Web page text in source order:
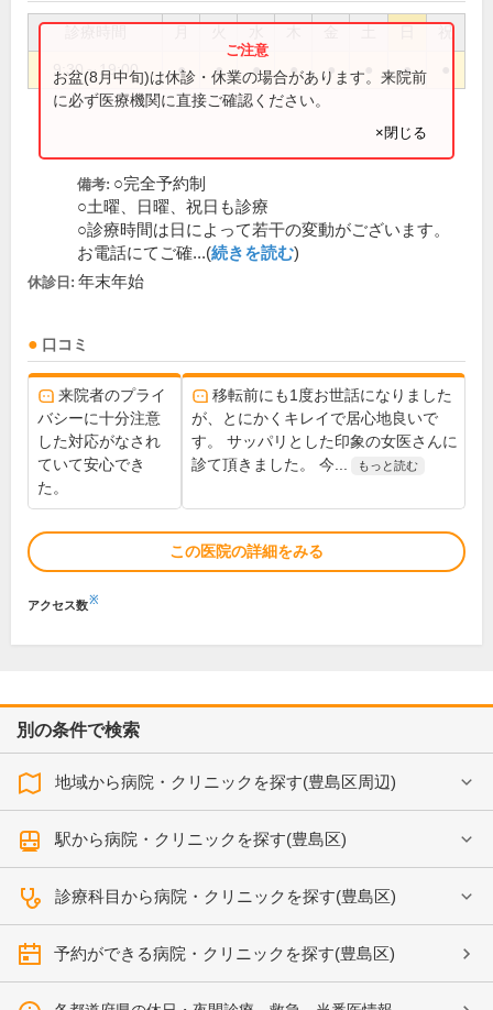
祝
9:30～19:00 ● ● ● ● ● ●
お盆(8月中旬)は休診・休業の場合があります。来院前
に必ず医療機関に直接ご確認ください。
×閉じる
備考: ○完全予約制
○土曜、日曜、祝日も診療
○診療時間は日によって若干の変動がございます。
お電話にてご確...(続きを読む)
休診日: 年末年始
口コミ
来院者のプライ
バシーに十分注意
した対応がなされ
ていて安心でき
た。
移転前にも1度お世話になりました
が、とにかくキレイで居心地良いで
す。 サッパリとした印象の女医さんに
診て頂きました。 今...
もっと読む
この医院の詳細をみる
アクセス数※
別の条件で検索
地域から病院・クリニックを探す(豊島区周辺)
駅から病院・クリニックを探す(豊島区)
診療科目から病院・クリニックを探す(豊島区)
予約ができる病院・クリニックを探す(豊島区)